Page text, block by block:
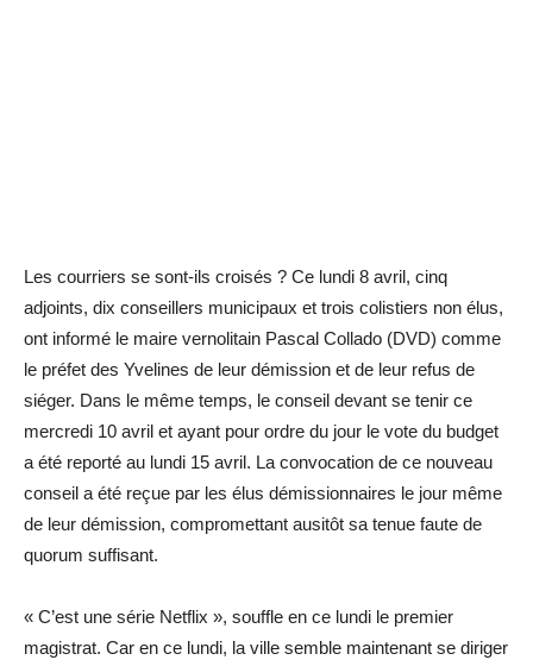
Les courriers se sont-ils croisés ? Ce lundi 8 avril, cinq
adjoints, dix conseillers municipaux et trois colistiers non élus,
ont informé le maire vernolitain Pascal Collado (DVD) comme
le préfet des Yvelines de leur démission et de leur refus de
siéger. Dans le même temps, le conseil devant se tenir ce
mercredi 10 avril et ayant pour ordre du jour le vote du budget
a été reporté au lundi 15 avril. La convocation de ce nouveau
conseil a été reçue par les élus démissionnaires le jour même
de leur démission, compromettant ausitôt sa tenue faute de
quorum suffisant.
« C’est une série Netflix », souffle en ce lundi le premier
magistrat. Car en ce lundi, la ville semble maintenant se diriger